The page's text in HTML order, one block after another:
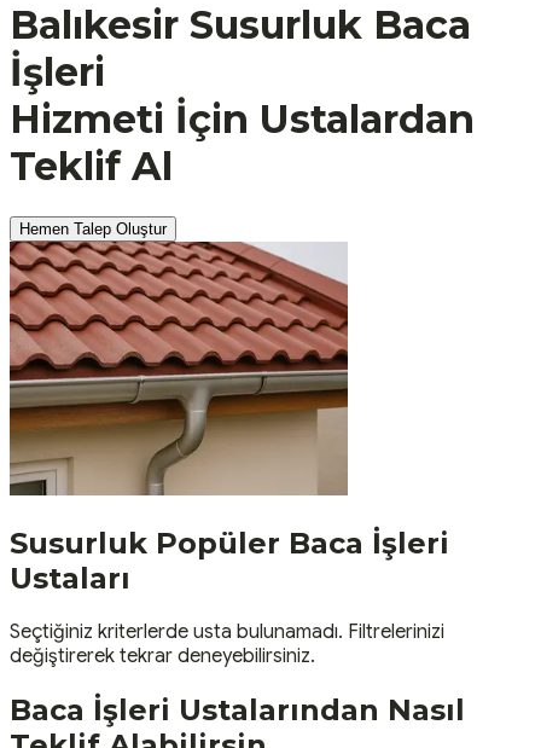
Balıkesir Susurluk Baca
İşleri
Hizmeti İçin Ustalardan
Teklif Al
Hemen Talep Oluştur
Susurluk Popüler Baca İşleri
Ustaları
Seçtiğiniz kriterlerde usta bulunamadı. Filtrelerinizi
değiştirerek tekrar deneyebilirsiniz.
Baca İşleri Ustalarından Nasıl